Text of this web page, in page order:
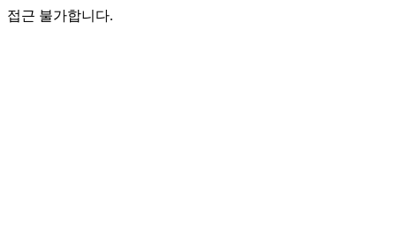
접근 불가합니다.